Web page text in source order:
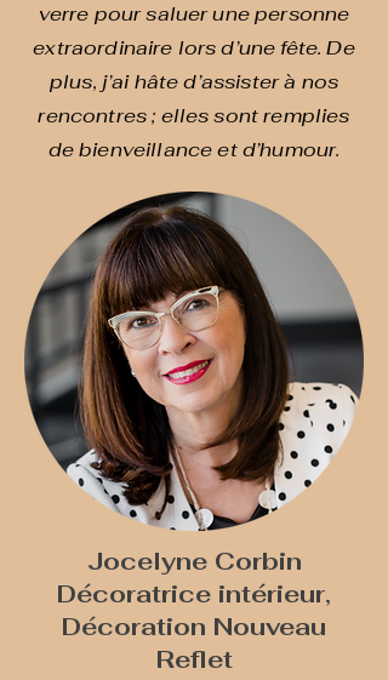
verre pour saluer une personne
extraordinaire lors d’une fête. De
plus, j’ai hâte d’assister à nos
rencontres ; elles sont remplies
de bienveillance et d’humour.
Jocelyne Corbin
Décoratrice intérieur,
Décoration Nouveau
Reflet